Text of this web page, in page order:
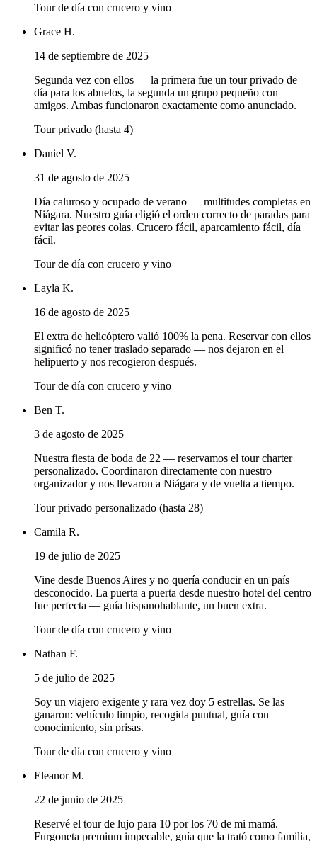
Tour de día con crucero y vino
Grace H.
14 de septiembre de 2025
Segunda vez con ellos — la primera fue un tour privado de
día para los abuelos, la segunda un grupo pequeño con
amigos. Ambas funcionaron exactamente como anunciado.
Tour privado (hasta 4)
Daniel V.
31 de agosto de 2025
Día caluroso y ocupado de verano — multitudes completas en
Niágara. Nuestro guía eligió el orden correcto de paradas para
evitar las peores colas. Crucero fácil, aparcamiento fácil, día
fácil.
Tour de día con crucero y vino
Layla K.
16 de agosto de 2025
El extra de helicóptero valió 100% la pena. Reservar con ellos
significó no tener traslado separado — nos dejaron en el
helipuerto y nos recogieron después.
Tour de día con crucero y vino
Ben T.
3 de agosto de 2025
Nuestra fiesta de boda de 22 — reservamos el tour charter
personalizado. Coordinaron directamente con nuestro
organizador y nos llevaron a Niágara y de vuelta a tiempo.
Tour privado personalizado (hasta 28)
Camila R.
19 de julio de 2025
Vine desde Buenos Aires y no quería conducir en un país
desconocido. La puerta a puerta desde nuestro hotel del centro
fue perfecta — guía hispanohablante, un buen extra.
Tour de día con crucero y vino
Nathan F.
5 de julio de 2025
Soy un viajero exigente y rara vez doy 5 estrellas. Se las
ganaron: vehículo limpio, recogida puntual, guía con
conocimiento, sin prisas.
Tour de día con crucero y vino
Eleanor M.
22 de junio de 2025
Reservé el tour de lujo para 10 por los 70 de mi mamá.
Furgoneta premium impecable, guía que la trató como familia,